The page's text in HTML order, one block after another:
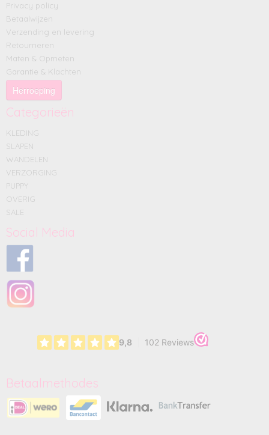
Privacy policy
Betaalwijzen
Verzending en levering
Retourneren
Maten & Opmeten
Garantie & Klachten
Herroeping
Categorieën
KLEDING
SLAPEN
WANDELEN
VERZORGING
PUPPY
OVERIG
SALE
Social Media
Betaalmethodes